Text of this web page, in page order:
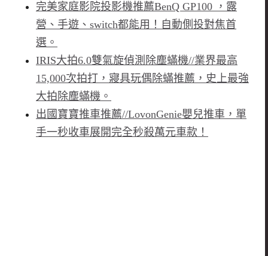
完美家庭影院投影機推薦BenQ GP100 ，露
營、手遊、switch都能用！自動側投對焦首
選。
IRIS大拍6.0雙氣旋偵測除塵蟎機//業界最高
15,000次拍打，寢具玩偶除蟎推薦，史上最強
大拍除塵蟎機。
出國寶寶推車推薦//LovonGenie嬰兒推車，單
手一秒收車展開完全秒殺萬元車款！